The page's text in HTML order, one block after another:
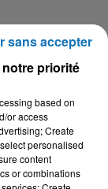
9h10
9h10
priorité
based on
or access
Create
personalised
content
or combinations
sans accepter